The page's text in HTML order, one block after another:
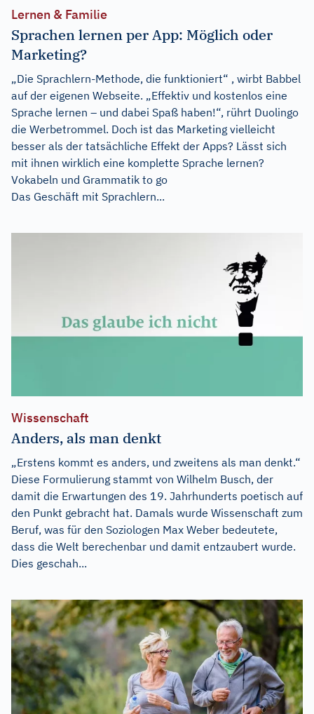
Lernen & Familie
Sprachen lernen per App: Möglich oder
Marketing?
„Die Sprachlern-Methode, die funktioniert“ , wirbt Babbel
auf der eigenen Webseite. „Effektiv und kostenlos eine
Sprache lernen – und dabei Spaß haben!“, rührt Duolingo
die Werbetrommel. Doch ist das Marketing vielleicht
besser als der tatsächliche Effekt der Apps? Lässt sich
mit ihnen wirklich eine komplette Sprache lernen?
Vokabeln und Grammatik to go
Das Geschäft mit Sprachlern...
Wissenschaft
Anders, als man denkt
„Erstens kommt es anders, und zweitens als man denkt.“
Diese Formulierung stammt von Wilhelm Busch, der
damit die Erwartungen des 19. Jahrhunderts poetisch auf
den Punkt gebracht hat. Damals wurde Wissenschaft zum
Beruf, was für den Soziologen Max Weber bedeutete,
dass die Welt berechenbar und damit entzaubert wurde.
Dies geschah...